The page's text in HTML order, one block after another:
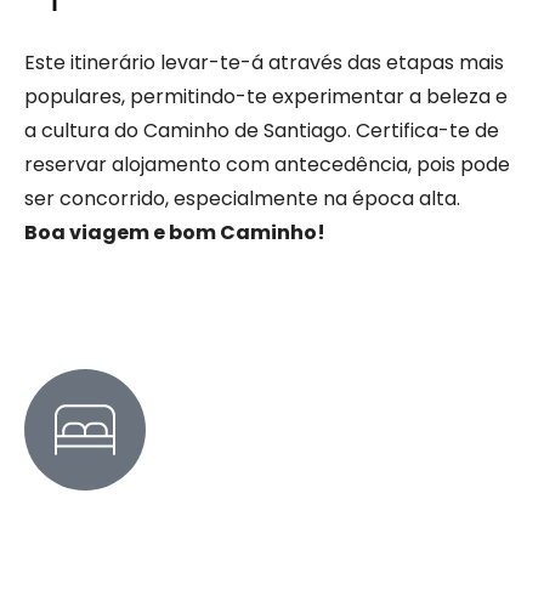
Este itinerário levar-te-á através das etapas mais
populares, permitindo-te experimentar a beleza e
a cultura do Caminho de Santiago. Certifica-te de
reservar alojamento com antecedência, pois pode
ser concorrido, especialmente na época alta.
Boa viagem e bom Caminho!